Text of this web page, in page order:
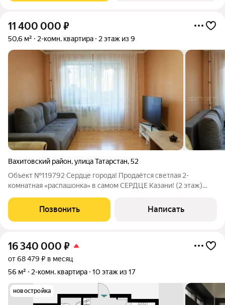
11 400 000 ₽
50,6 м² 2-комн. квартира 2 этаж из 9
Вахитовский район,улица Татарстан,52
Объект №119792 Сердце города! Продаётся светлая 2-
комнатная «распашонка» в самом СЕРДЦЕ Казани! (2 этаж)
проживания, так и для высокодоходных инвестиций!
Максимальная ликвидность: Недвижимость в
Позвонить Написать
16 340 000 ₽
от 68 479 ₽ в месяц
56 м²
2-комн. квартира 10 этаж из 17
новостройка